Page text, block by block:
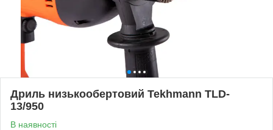
Дриль низькообертовий Tekhmann TLD-
13/950
В наявності